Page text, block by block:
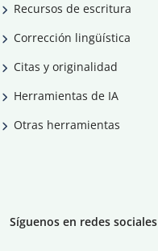
Recursos de escritura
Corrección lingüística
Citas y originalidad
Herramientas de IA
Otras herramientas
Síguenos en redes sociales